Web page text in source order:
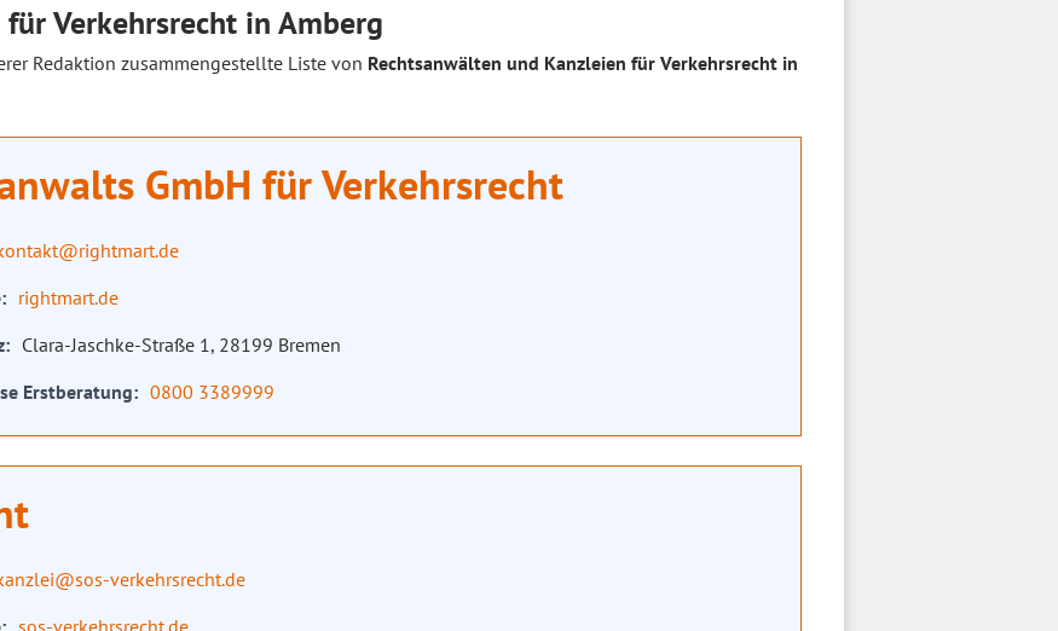
Verkehrsrecht in Amberg
Redaktion zusammengestellte Liste von Rechtsanwälten und Kanzleien für Verkehrsrecht in
GmbH für Verkehrsrecht
rightmart.de
Clara-Jaschke-Straße 1, 28199 Bremen
Erstberatung
0800 3389999
verkehrsrecht.de
sos-verkehrsrecht.de